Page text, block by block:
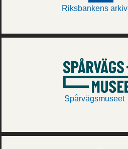
Riksbankens arkiv
Spårvägsmuseet